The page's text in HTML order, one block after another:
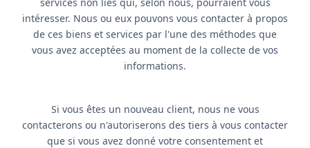
intéresser. Nous ou eux pouvons vous contacter à propos
de ces biens et services par l'une des méthodes que
vous avez acceptées au moment de la collecte de vos
informations.
Si vous êtes un nouveau client, nous ne vous
contacterons ou n'autoriserons des tiers à vous contacter
que si vous avez donné votre consentement et